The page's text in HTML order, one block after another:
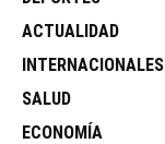
ACTUALIDAD
INTERNACIONALES
SALUD
ECONOMÍA